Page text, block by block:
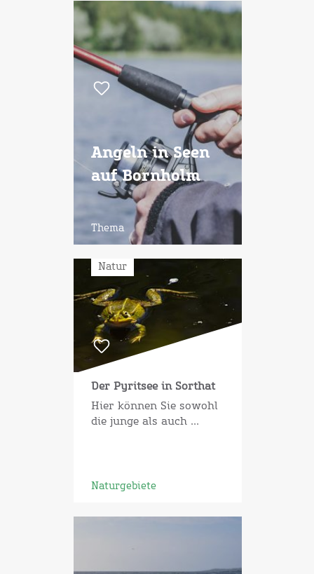
Angeln in Seen
auf Bornholm
Thema
Natur
Der Pyritsee in Sorthat
Hier können Sie sowohl
die junge als auch ...
Naturgebiete